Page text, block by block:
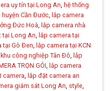
uy tín tại Long An ,hệ thống
,huyện Cần Đước ,lắp camera
Đức Hoà ,lắp camera nhà
tại Long An ,lắp camera tại
tại Gò Đen ,lắp camera tại KCN
công nghiệp Tân Đô ,lắp
TRỌN GÓI ,lắp camera
camera ,lắp đặt camera an
giám sát Long An style